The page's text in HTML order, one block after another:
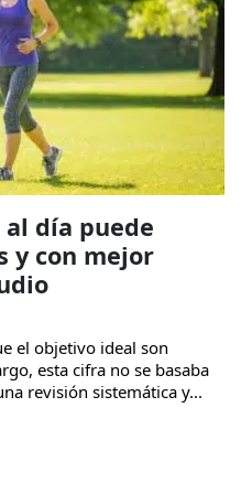
al día puede
y con mejor
el objetivo ideal son
esta cifra no se basaba
revisión sistemática y...